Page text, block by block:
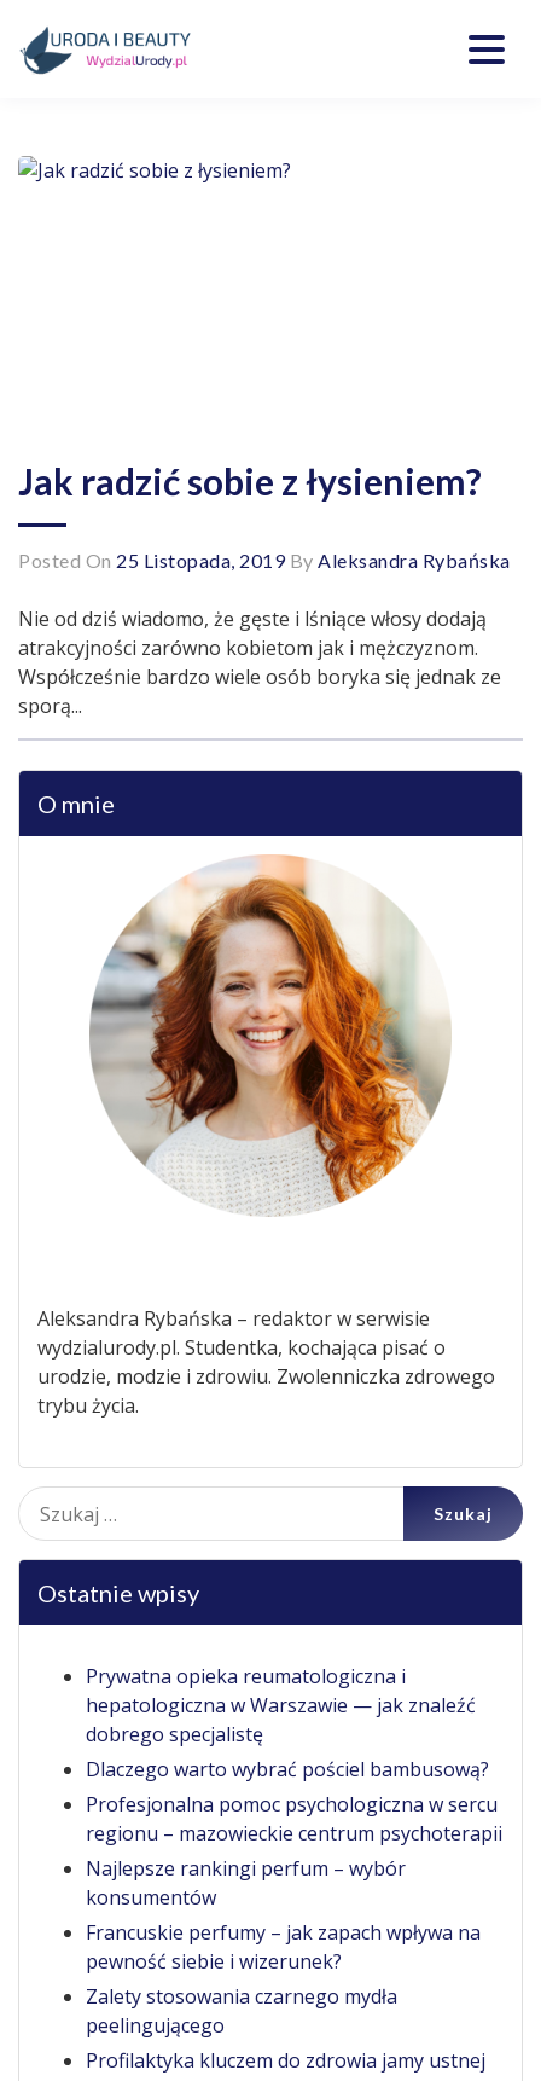
content
Jak radzić sobie z łysieniem?
Posted On 25 Listopada, 2019By Aleksandra Rybańska
Nie od dziś wiadomo, że gęste i lśniące włosy dodają
atrakcyjności zarówno kobietom jak i mężczyznom.
Współcześnie bardzo wiele osób boryka się jednak ze
sporą...
O mnie
Aleksandra Rybańska – redaktor w serwisie
wydzialurody.pl. Studentka, kochająca pisać o
urodzie, modzie i zdrowiu. Zwolenniczka zdrowego
trybu życia.
Szukaj:
Ostatnie wpisy
Prywatna opieka reumatologiczna i
hepatologiczna w Warszawie — jak znaleźć
dobrego specjalistę
Dlaczego warto wybrać pościel bambusową?
Profesjonalna pomoc psychologiczna w sercu
regionu – mazowieckie centrum psychoterapii
Najlepsze rankingi perfum – wybór
konsumentów
Francuskie perfumy – jak zapach wpływa na
pewność siebie i wizerunek?
Zalety stosowania czarnego mydła
peelingującego
Profilaktyka kluczem do zdrowia jamy ustnej